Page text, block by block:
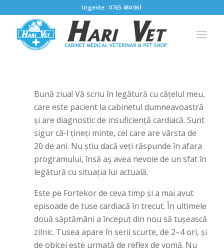
Urgente : 0765 484 061
Bună ziua! Vă scriu în legătură cu cățelul meu,
care este pacient la cabinetul dumneavoastră
și are diagnostic de insuficiență cardiacă. Sunt
sigur că-l țineți minte, cel care are vârsta de
20 de ani. Nu știu dacă veți răspunde în afara
programului, însă aș avea nevoie de un sfat în
legătură cu situația lui actuală.
Este pe Fortekor de ceva timp și a mai avut
episoade de tuse cardiacă în trecut. În ultimele
două săptămâni a început din nou să tușească
zilnic. Tusea apare în serii scurte, de 2–4 ori, și
de obicei este urmată de reflex de vomă. Nu